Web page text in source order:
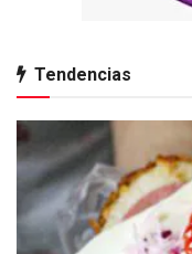
Tendencias